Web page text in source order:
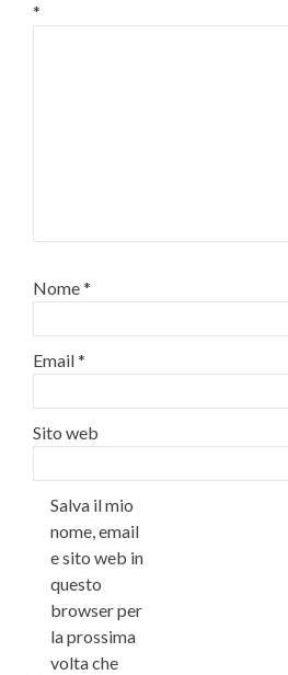
*
Nome*
Email*
Sito web
Salva il mio
nome, email
e sito web in
questo
browser per
la prossima
volta che